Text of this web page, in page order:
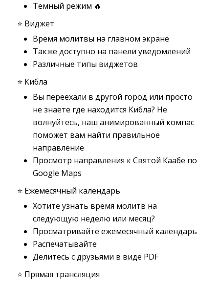
Темный режим 🔥
⭐️ Виджет
Время молитвы на главном экране
Также доступно на панели уведомлений
Различные типы виджетов
⭐️ Кибла
Вы переехали в другой город или просто
не знаете где находится Кибла? Не
волнуйтесь, наш анимированный компас
поможет вам найти правильное
направление
Просмотр направления к Святой Каабе по
Google Maps
⭐️ Ежемесячный календарь
Хотите узнать время молитв на
следующую неделю или месяц?
Просматривайте ежемесячный календарь
Распечатывайте
Делитесь с друзьями в виде PDF
⭐️ Прямая трансляция